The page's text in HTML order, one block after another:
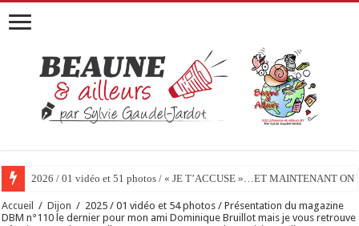
2026 / 01 vidéo et 51 photos / « JE T’ACCUSE »…ET MAINTENANT
Accueil / Dijon / 2025 / 01 vidéo et 54 photos / Présentation du magazine
DBM n°110 le dernier pour mon ami Dominique Bruillot mais je vous retrouve